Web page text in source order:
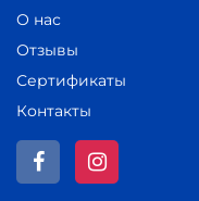
О нас
Отзывы
Сертификаты
Контакты